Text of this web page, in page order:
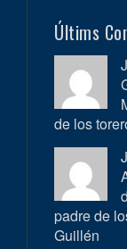
Últims
de los
padre de
Guillén